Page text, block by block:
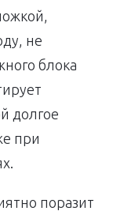
не
блока
долгое
при
поразит